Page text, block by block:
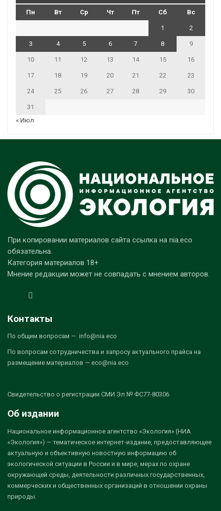
Пн Вт Ср Чт Пт Сб Вс
1 2
3 4 5 6 7 8 9
10 11 12 13 14 15 16
17 18 19 20 21 22 23
24 25 26 27 28 29 30
31
« Июл
При копировании материалов сайта ссылка на nia.eco
обязательна.
Категория материалов 18+
Мнение редакции может не совпадать с мнением авторов.
Контакты
По общим вопросам — info@nia.eco
По вопросам сотрудничества и запросу актуального прайса на
размещение материалов — eco@nia.eco
Свидетельство о регистрации СМИ Эл № ФС77-80306
Об издании
Национальное информационное агентство «Экология» (НИА
«Экология») — тематическое интернет-издание, предоставляющее
актуальную и объективную новостную информацию об
экологической ситуации в России и в мире, мерах по охране
окружающей среды, деятельности различных государственных,
коммерческих и общественных организаций в отношении охраны
природы.